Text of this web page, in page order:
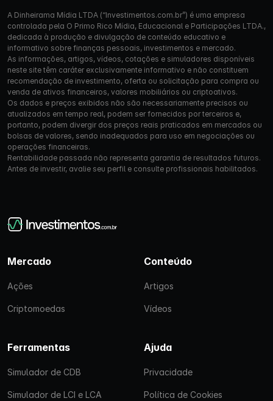
A Dinheirama Mídia LTDA (“Investimentos.com.br”) é uma empresa
controlada pela O Primo Rico Mídia, Educacional e Participações LTDA.,
dedicada à produção e divulgação de conteúdo educativo e
informativo sobre finanças pessoais, investimentos e mercado.
As informações, artigos, vídeos, cotações e simuladores disponíveis
neste site têm caráter exclusivamente informativo e não constituem
recomendação de investimento, oferta ou solicitação para compra ou
venda de ativos financeiros, valores mobiliários ou criptoativos.
Os dados e preços exibidos não são necessariamente precisos ou
atualizados em tempo real, podem ser fornecidos por terceiros e,
portanto, podem divergir dos preços reais praticados em mercados ou
bolsas de valores, sendo inadequados para uso em negociações ou
operações financeiras.
Rentabilidade passada não representa garantia de resultados futuros.
Antes de investir, avalie seu perfil e consulte profissionais habilitados.
Mercado
Ações
Criptomoedas
Conteúdo
Artigos
Vídeos
Ferramentas
Simulador de CDB
Simulador de LCI e LCA
Ajuda
Privacidade
Política de Cookies